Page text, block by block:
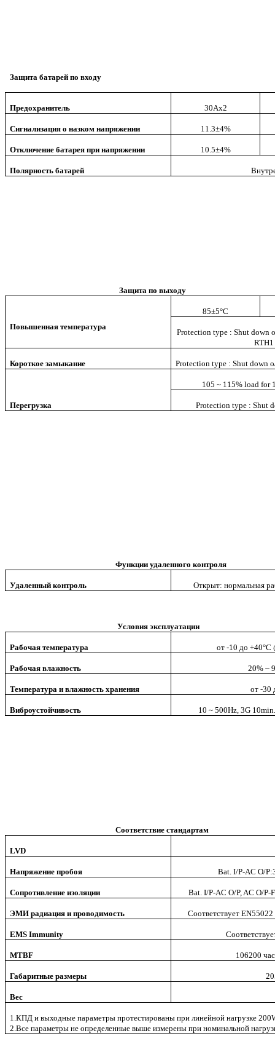
Защита батарей по входу
Предохранитель 30Ах2
Сигнализация о назком напряжении 11.3±4%
Отключение батарея при напряжении 10.5±4%
Полярность батарей
Защита по выходу
Повышенная температура
85±5°C
Protection type : Shut down
Короткое замыкание Protection type : Shut down
Перегрузка
105 ~ 115% load for
Protection type : Shut
Функции удаленного контроля
Удаленный контроль Открыт: нормальная
Условия эксплуатации
Рабочая температура от -10 до +40°C
Рабочая влажность 20% ~
Температура и влажность хранения от -30
Виброустойчивость 10 ~ 500Hz, 3G
Соответствие стандартам
LVD
Напряжение пробоя Bat. I/P-AC O/
Сопротивление изоляции Bat. I/P-AC O/P, AC O/
ЭМИ радиация и проводимость Соответствует EN55022
EMS Immunity
MTBF 106200
Габаритные размеры
Вес
1.КПД и выходные параметры протестированы при линейной нагрузке 200
2.Все параметры не определенные выше измерены при номинальной